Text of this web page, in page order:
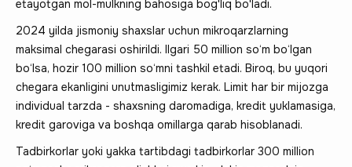
etayotgan mol-mulkning bahosiga bog'liq bo'ladi.
2024 yilda jismoniy shaxslar uchun mikroqarzlarning
maksimal chegarasi oshirildi. Ilgari 50 million so‘m bo‘lgan
bo‘lsa, hozir 100 million so‘mni tashkil etadi. Biroq, bu yuqori
chegara ekanligini unutmasligimiz kerak. Limit har bir mijozga
individual tarzda - shaxsning daromadiga, kredit yuklamasiga,
kredit garoviga va boshqa omillarga qarab hisoblanadi.
Tadbirkorlar yoki yakka tartibdagi tadbirkorlar 300 million